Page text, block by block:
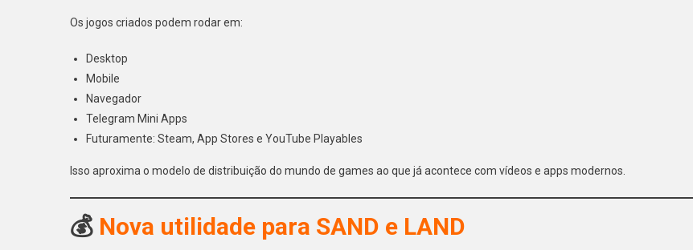
Os jogos criados podem rodar em:
Desktop
Mobile
Navegador
Telegram Mini Apps
Futuramente: Steam, App Stores e YouTube Playables
Isso aproxima o modelo de distribuição do mundo de games ao que já acontece com vídeos e apps modernos.
💰 Nova utilidade para SAND e LAND